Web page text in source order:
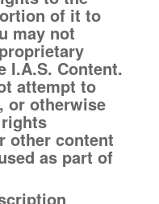
of it to
may not
I.A.S. Content.
attempt to
or otherwise
other content
as part of